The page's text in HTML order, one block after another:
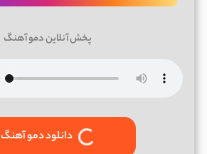
پخش آنلاین دمو آهنگ
دانلود دمو آهنگ